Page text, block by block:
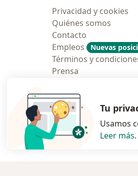
Privacidad y cookies
Quiénes somos
Contacto
Empleos
Nuevas
Términos y
Prensa
Tu
Usamos
Leer más.